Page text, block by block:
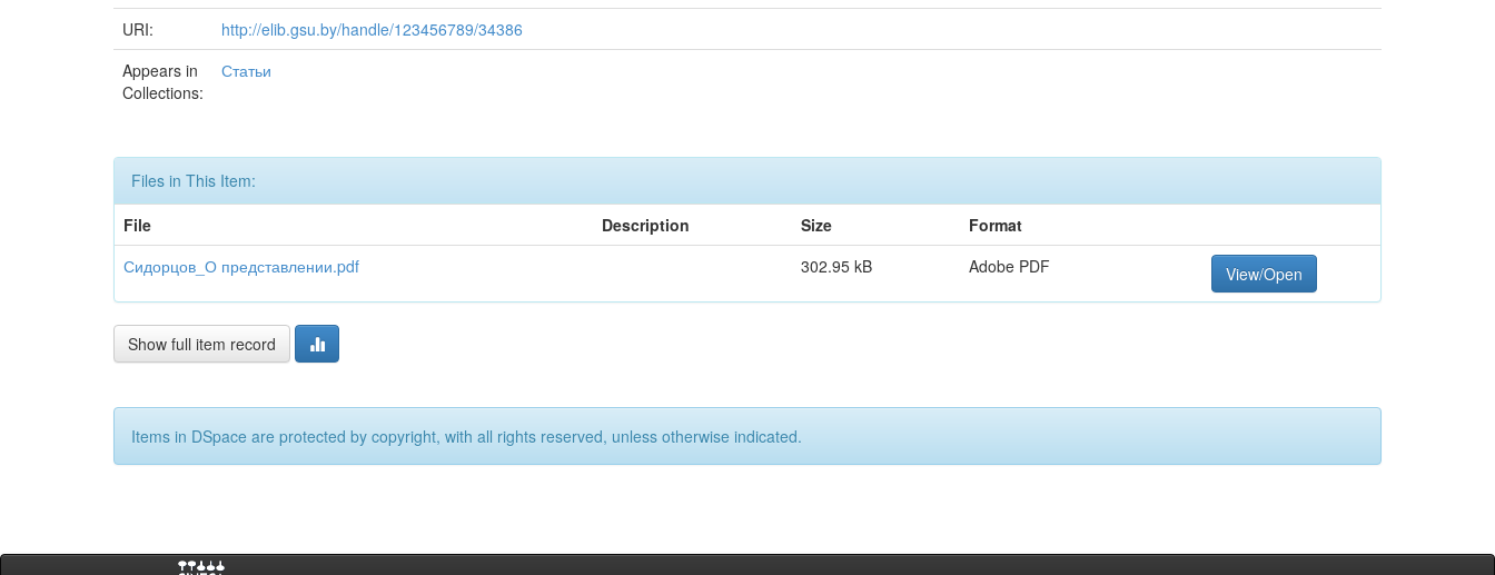
URI:
http://elib.gsu.by/handle/123456789/34386
Appears in
Collections:
Статьи
Files in This Item:
File
Description Size
Format
Сидорцов_О представлении.pdf
302.95 kB Adobe PDF View/Open
Show full item record
Items in DSpace are protected by copyright, with all rights reserved, unless otherwise indicated.